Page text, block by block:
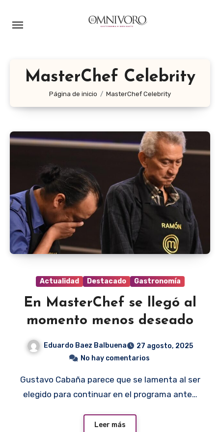
MasterChef Celebrity
Página de inicio MasterChef Celebrity
Actualidad Destacado Gastronomía
En MasterChef se llegó al
momento menos deseado
Eduardo Baez Balbuena
27 agosto, 2025
No hay comentarios
Gustavo Cabaña parece que se lamenta al ser
elegido para continuar en el programa ante…
Leer más